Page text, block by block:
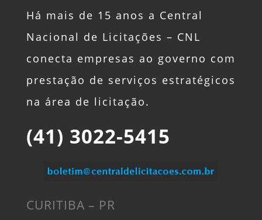
Há mais de 15 anos a Central
Nacional de Licitações – CNL
conecta empresas ao governo com
prestação de serviços estratégicos
na área de licitação.
(41) 3022-5415
CURITIBA – PR